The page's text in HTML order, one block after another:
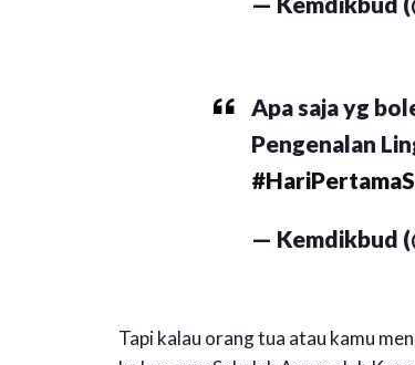
Apa saja yg
Pengenalan
— Kemdikbud
Tapi kalau orang tua atau kamu